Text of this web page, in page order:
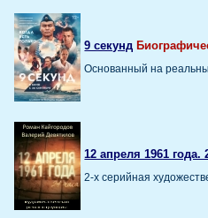
9 секунд
Основанный на
12 апреля 1961 года.
2-х серийная